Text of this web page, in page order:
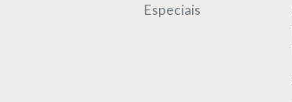
Especiais